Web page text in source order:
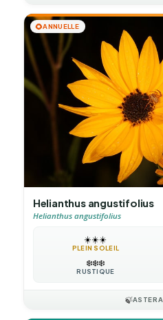
🌻ANNUELLE
Helianthus angustifolius
Helianthus angustifolius
☀️☀️☀️
PLEIN SOLEIL
❄️❄️❄️
RUSTIQUE
🍃